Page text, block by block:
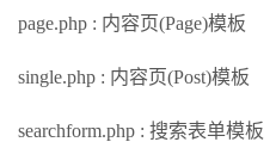
page.php : 内容页(Page)模板
single.php : 内容页(Post)模板
searchform.php : 搜索表单模板